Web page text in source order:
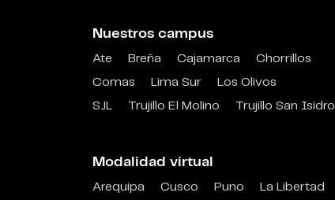
Nuestros campus
Ate Breña Cajamarca
Chorrillos
Comas
Lima Sur
Los Olivos
SJL
Trujillo El Molino Trujillo San Isidro
Modalidad virtual
Arequipa Cusco Puno La Libertad